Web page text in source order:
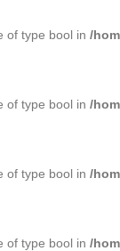
of type bool in /
of type bool in /
of type bool in /
of type bool in /